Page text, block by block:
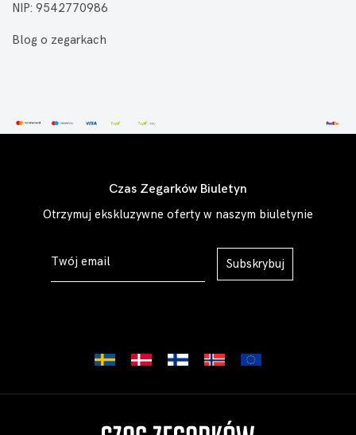
NIP: 9542770986
Blog o zegarkach
Czas Zegarków Biuletyn
Otrzymuj ekskluzywne oferty w naszym biuletynie
Subskrybuj